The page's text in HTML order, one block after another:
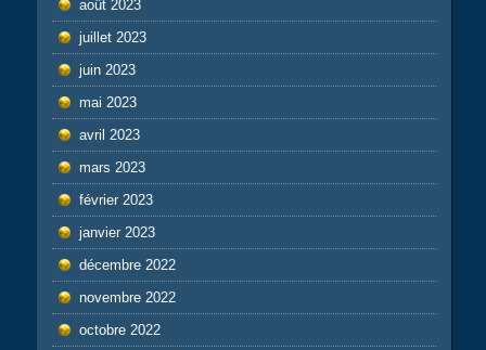
août 2023
juillet 2023
juin 2023
mai 2023
avril 2023
mars 2023
février 2023
janvier 2023
décembre 2022
novembre 2022
octobre 2022